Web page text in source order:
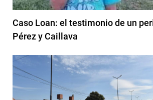
Caso Loan: el testimonio de un
Pérez y Caillava